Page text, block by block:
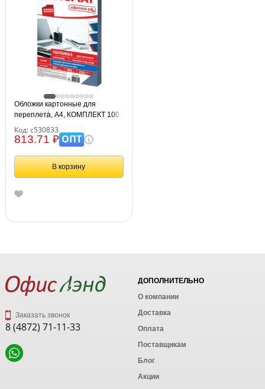
Обложки картонные для
переплета, А4, КОМПЛЕКТ 100
синие, ОФИСМАГ, 530833
Код: с530833
813.71 ₽ОПТ
В корзину
Заказать звонок
8 (4872) 71-11-33
ДОПОЛНИТЕЛЬНО
О компании
Доставка
Оплата
Поставщикам
Блог
Акции